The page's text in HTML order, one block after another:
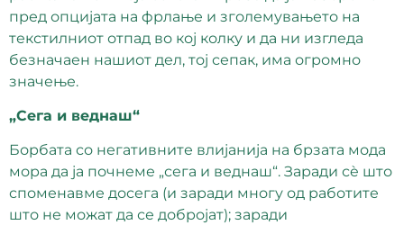
пред опцијата на фрлање и зголемувањето на
текстилниот отпад во кој колку и да ни изгледа
безначаен нашиот дел, тој сепак, има огромно
значење.
„Сега и веднаш“
Борбата со негативните влијанија на брзата мода
мора да ја почнеме „сега и веднаш“. Заради сè што
споменавме досега (и заради многу од работите
што не можат да се добројат); заради